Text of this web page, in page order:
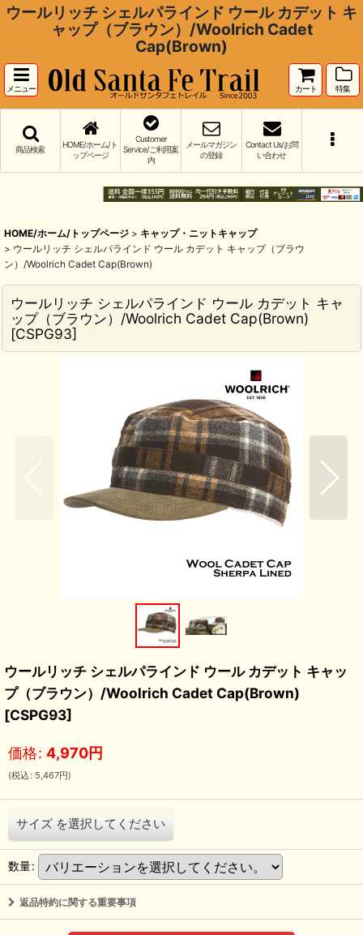
ウールリッチ シェルパラインド ウール カデット キ
ャップ（ブラウン）/Woolrich Cadet
Cap(Brown)
メニュー カート 特集
商品検索
HOME/ホーム/ト
ップページ
Customer
Service/ご利用案
内
メールマガジン
の登録
Contact Us/お問
い合わせ
HOME/ホーム/トップページ > キャップ・ニットキャップ
> ウールリッチ シェルパラインド ウール カデット キャップ（ブラウ
ン）/Woolrich Cadet Cap(Brown)
ウールリッチ シェルパラインド ウール カデット キャ
ップ（ブラウン）/Woolrich Cadet Cap(Brown)
[CSPG93]
ウールリッチ シェルパラインド ウール カデット キャッ
プ（ブラウン）/Woolrich Cadet Cap(Brown)
[CSPG93]
価格: 4,970円
(税込 : 5,467円)
サイズ を選択してください
数量:
返品特約に関する重要事項